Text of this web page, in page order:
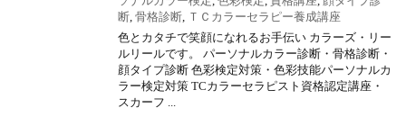
断, 骨格診断, ＴＣカラーセラピー養成講座
色とカタチで笑顔になれるお手伝い カラーズ・リー
ルリールです。 パーソナルカラー診断・骨格診断・
顔タイプ診断 色彩検定対策・色彩技能パーソナルカ
ラー検定対策 TCカラーセラピスト資格認定講座・
スカーフ ...